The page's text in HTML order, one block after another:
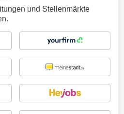
und Stellenmärkte